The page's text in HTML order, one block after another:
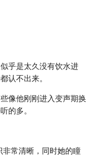
乎是太久没有饮水进
认不出来。
像他刚刚进入变声期换
的多。
非常清晰，同时她的瞳